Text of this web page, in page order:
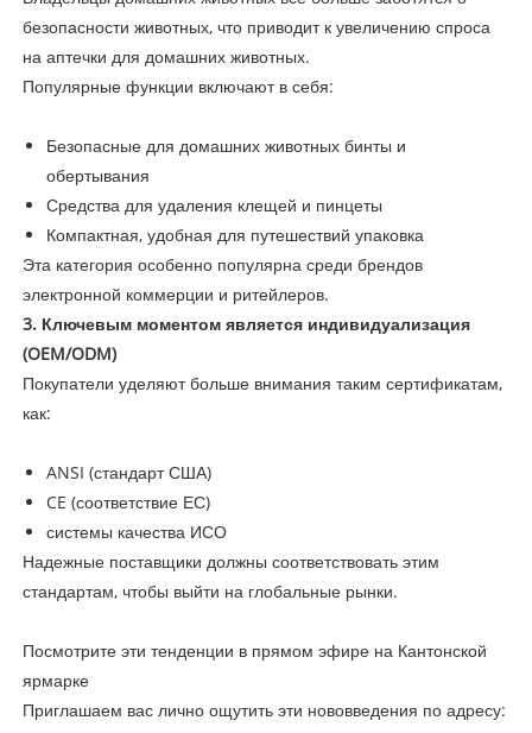
безопасности животных, что приводит к увеличению спроса
на аптечки для домашних животных.
Популярные функции включают в себя:
Безопасные для домашних животных бинты и
обертывания
Средства для удаления клещей и пинцеты
Компактная, удобная для путешествий упаковка
Эта категория особенно популярна среди брендов
электронной коммерции и ритейлеров.
3. Ключевым моментом является индивидуализация
(OEM/ODM)
Покупатели уделяют больше внимания таким сертификатам,
как:
ANSI (стандарт США)
CE (соответствие ЕС)
системы качества ИСО
Надежные поставщики должны соответствовать этим
стандартам, чтобы выйти на глобальные рынки.
Посмотрите эти тенденции в прямом эфире на Кантонской
ярмарке
Приглашаем вас лично ощутить эти нововведения по адресу: